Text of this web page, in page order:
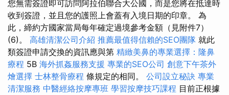
您無需簽證即可訪問阿拉伯聯合大公國，而是您將在抵達時
收到簽證，並且您的護照上會蓋有入境日期的印章。 為
此，締約方國家當局每年確定過境參考金額（見附件7）
(6)。 高雄清潔公司介紹 推薦最值得信賴的SEO團隊 就此
類簽證申請交換的資訊應與第 精緻美鼻的專業選擇：隆鼻
療程 5B 海外抓姦服務支援 專業的SEO公司 創意下午茶外
燴選擇 士林整骨療程 條規定的相同。 公司設立秘訣 專業
清潔服務 中醫經絡按摩專班 學習按摩技巧課程 目前正根據